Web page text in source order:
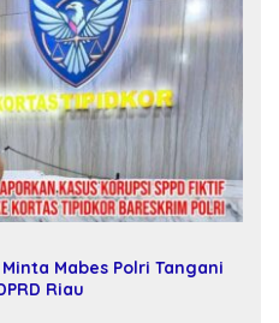
Mabes Polri Tangani
Riau